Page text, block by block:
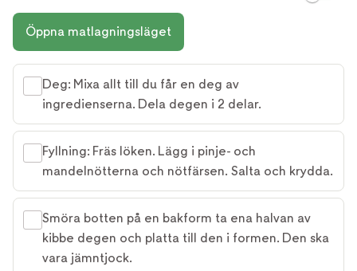
Öppna matlagningsläget
Deg: Mixa allt till du får en deg av
ingredienserna. Dela degen i 2 delar.
Fyllning: Fräs löken. Lägg i pinje- och
mandelnötterna och nötfärsen. Salta och krydda.
Smöra botten på en bakform ta ena halvan av
kibbe degen och platta till den i formen. Den ska
vara jämntjock.